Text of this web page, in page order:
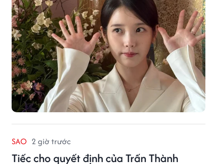
SAO 2 giờ trước
Tiếc cho quyết định của Trấn Thành